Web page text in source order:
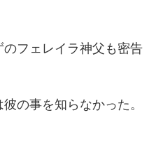
フェレイラ神父も密告
の事を知らなかった。